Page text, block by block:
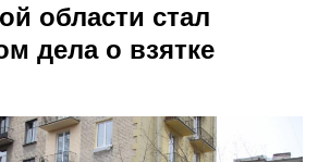
области стал
дела о взятке